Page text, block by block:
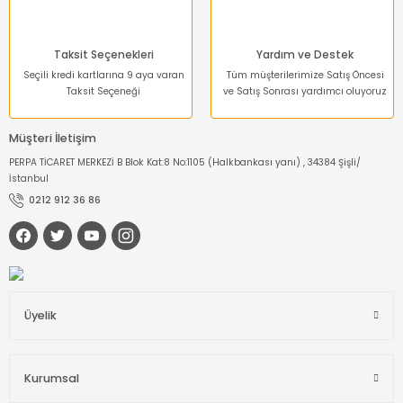
Taksit Seçenekleri
Seçili kredi kartlarına 9 aya varan
Taksit Seçeneği
Yardım ve Destek
Tüm müşterilerimize Satış Öncesi
ve Satış Sonrası yardımcı oluyoruz
Müşteri İletişim
PERPA TİCARET MERKEZİ B Blok Kat:8 No:1105 (Halkbankası yanı) , 34384 Şişli/
İstanbul
0212 912 36 86
Üyelik
Kurumsal